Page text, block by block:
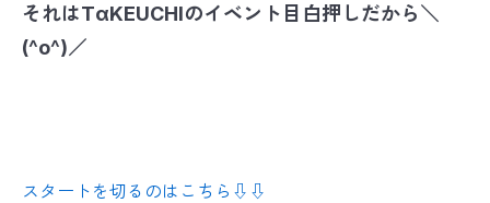
それはTαKEUCHIのイベント目白押しだから＼
(^o^)／
スタートを切るのはこちら⇩⇩